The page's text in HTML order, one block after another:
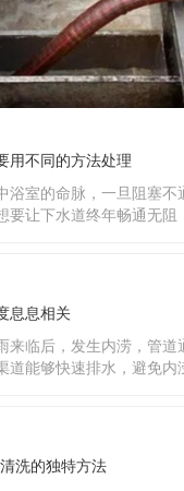
用不同的方法处理
浴室的命脉，一旦阻塞不
要让下水道终年畅通无阻
息息相关
来临后，发生内涝，管道
道能够快速排水，避免内
洗的独特方法